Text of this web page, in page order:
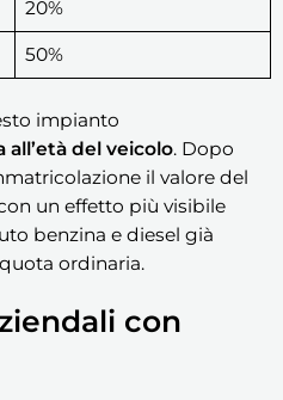
20%
50%
impianto
del veicolo. Dopo
il valore del
un effetto più visibile
benzina e diesel già
ordinaria.
con